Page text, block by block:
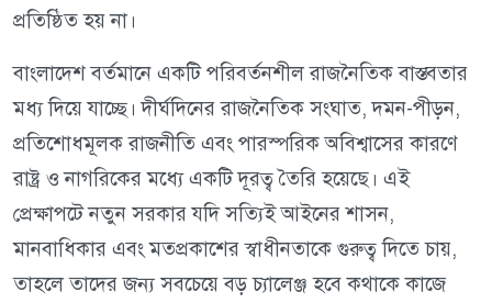
প্রতিষ্ঠিত হয় না।
বাংলাদেশ বর্তমানে একটি পরিবর্তনশীল রাজনৈতিক বাস্তবতার
মধ্য দিয়ে যাচ্ছে। দীর্ঘদিনের রাজনৈতিক সংঘাত, দমন-পীড়ন,
প্রতিশোধমূলক রাজনীতি এবং পারস্পরিক অবিশ্বাসের কারণে
রাষ্ট্র ও নাগরিকের মধ্যে একটি দূরত্ব তৈরি হয়েছে। এই
প্রেক্ষাপটে নতুন সরকার যদি সত্যিই আইনের শাসন,
মানবাধিকার এবং মতপ্রকাশের স্বাধীনতাকে গুরুত্ব দিতে চায়,
তাহলে তাদের জন্য সবচেয়ে বড় চ্যালেঞ্জ হবে কথাকে কাজে